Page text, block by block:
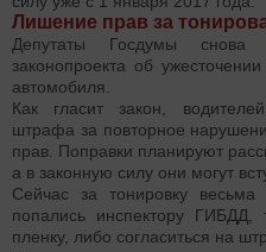
Лишение прав за
Депутаты Госдумы снова
законопроекта об
автомобиля.
Как гласит закон,
штрафа за повторное
прав. Поправки планируют
а в законную силу они могут
Сейчас за тонировку
попались инспектору ГИБДД,
пленку, либо согласиться на